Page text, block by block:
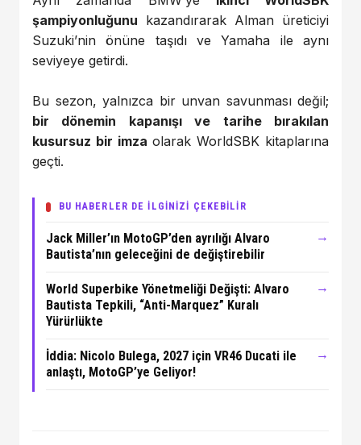
şampiyonluğunu kazandırarak Alman üreticiyi
Suzuki’nin önüne taşıdı ve Yamaha ile aynı
seviyeye getirdi.
Bu sezon, yalnızca bir unvan savunması değil;
bir dönemin kapanışı ve tarihe bırakılan
kusursuz bir imza olarak WorldSBK kitaplarına
geçti.
BU HABERLER DE İLGİNİZİ ÇEKEBİLİR
Jack Miller’ın MotoGP’den ayrılığı Alvaro
Bautista’nın geleceğini de değiştirebilir
→
World Superbike Yönetmeliği Değişti: Alvaro
Bautista Tepkili, “Anti-Marquez” Kuralı
Yürürlükte
→
İddia: Nicolo Bulega, 2027 için VR46 Ducati ile
anlaştı, MotoGP’ye Geliyor!
→